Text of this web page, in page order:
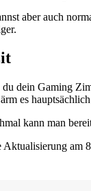
aber auch
du dein Gaming
es
kann man
Aktualisierung am